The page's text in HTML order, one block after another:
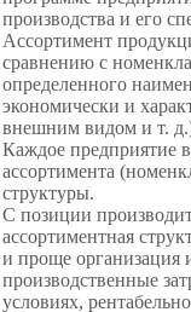
производства и его
Ассортимент
сравнению с
определенного
экономически и
внешним видом и т.
Каждое предприятие
ассортимента
структуры.
С позиции
ассортиментная
и проще организация
производственные
условиях,